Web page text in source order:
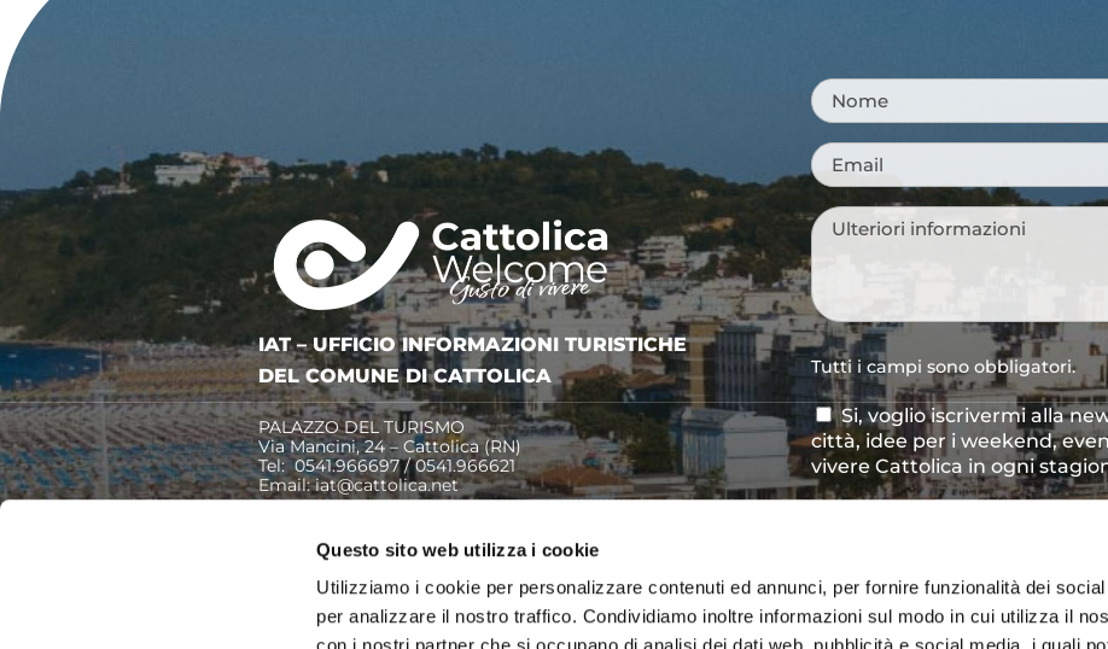
Questo sito web utilizza i cookie
Utilizziamo i cookie per personalizzare contenuti ed annunci, per fornire funzionalità dei
per analizzare il nostro traffico. Condividiamo inoltre informazioni sul modo in cui utilizza il
IAT – UFFICIO INFORMAZIONI TURISTICHE
DEL COMUNE DI CATTOLICA
PALAZZO DEL TURISMO
Via Mancini, 24 – Cattolica (RN)
Tel: 0541.966697 / 0541.966621
Email:iat@cattolica.net
Nome*
Email*
Messaggio*
Tutti i campi sono obbligatori.
Consenso
newsletter
Si, voglio iscrivermi alla
città, idee per i weekend,
vivere Cattolica in ogni
CAPTCHA